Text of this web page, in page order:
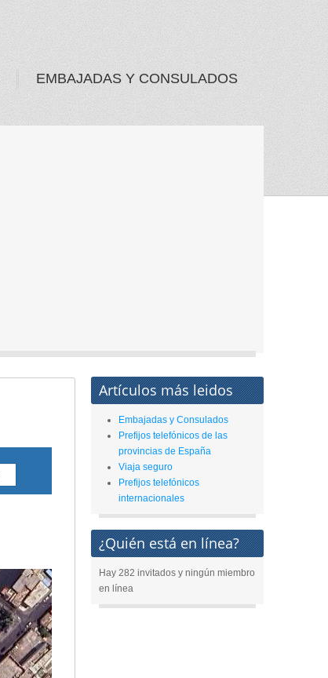
EMBAJADAS Y CONSULADOS
Artículos más leidos
Embajadas y Consulados
Prefijos telefónicos de las
provincias de España
Viaja seguro
Prefijos telefónicos
internacionales
¿Quién está en línea?
Hay 282 invitados y ningún miembro
en línea